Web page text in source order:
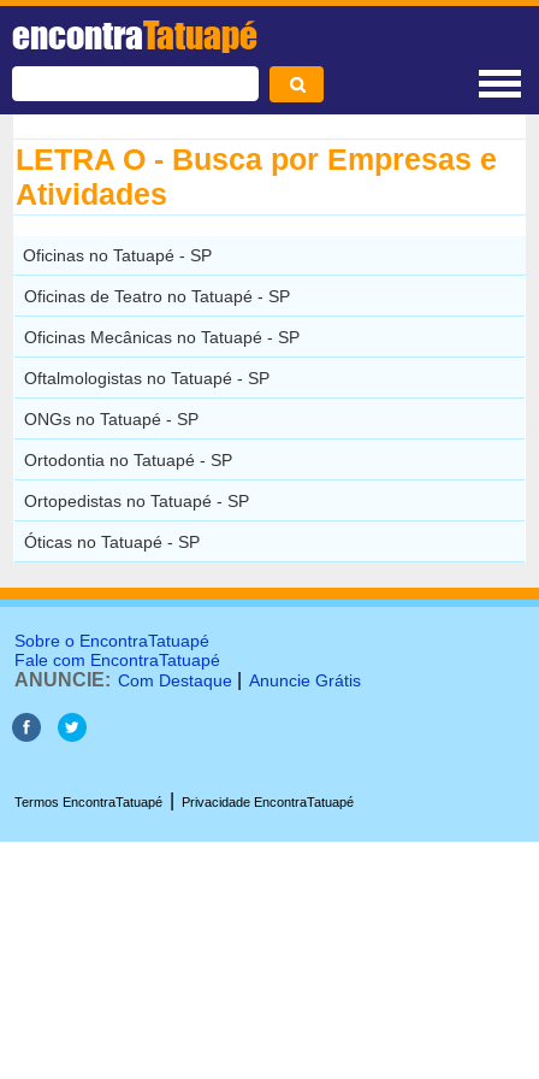
encontraTatuapé
LETRA O - Busca por Empresas e
Atividades
Oficinas no Tatuapé - SP
Oficinas de Teatro no Tatuapé - SP
Oficinas Mecânicas no Tatuapé - SP
Oftalmologistas no Tatuapé - SP
ONGs no Tatuapé - SP
Ortodontia no Tatuapé - SP
Ortopedistas no Tatuapé - SP
Óticas no Tatuapé - SP
Sobre o EncontraTatuapé
Fale com EncontraTatuapé
ANUNCIE: Com Destaque Anuncie Grátis
Termos EncontraTatuapé Privacidade EncontraTatuapé